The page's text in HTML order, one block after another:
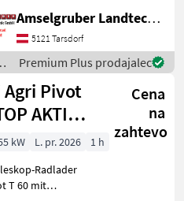
Stufe
- -Größte Kabine
vom Modell 26.6
-50
Amselgruber Landtechnik GmbH
5121 Tarsdorf
Premium Plus prodajalec
Agri Pivot
AKTION
Cena
na
zahtevo
kW L. pr. 2026
1 h
Radlader
T 60 mit